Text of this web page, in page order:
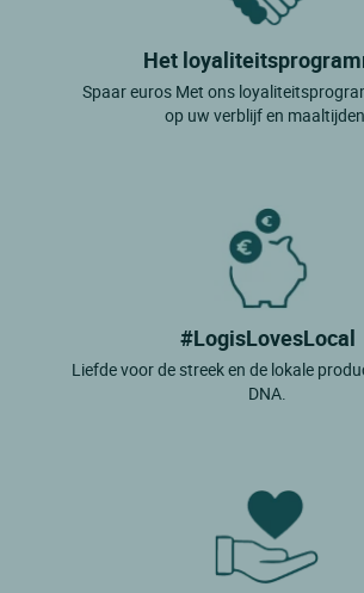
Het
Spaar euros Met ons
op uw verblijf en maaltijden.
#LogisLovesLocal
Liefde voor de streek en de lokale
DNA.